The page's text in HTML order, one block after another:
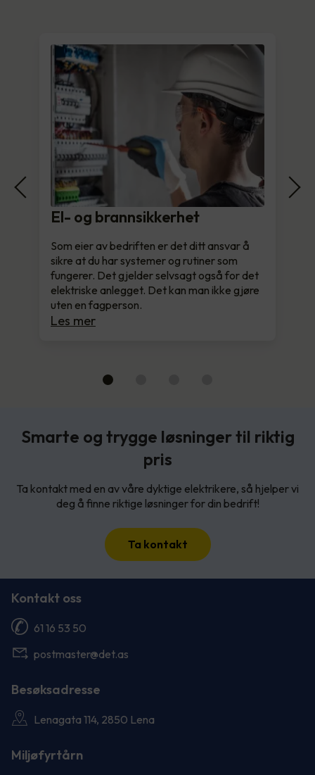
El- og brannsikkerhet
Som eier av bedriften er det ditt ansvar å
sikre at du har systemer og rutiner som
fungerer. Det gjelder selvsagt også for det
elektriske anlegget. Det kan man ikke gjøre
uten en fagperson.
Les mer
Smarte og trygge løsninger til riktig
pris
Ta kontakt med en av våre dyktige elektrikere, så hjelper vi
deg å finne riktige løsninger for din bedrift!
Ta kontakt
Kontakt oss
61 16 53 50
postmaster@det.as
Besøksadresse
Lenagata 114, 2850 Lena
Miljøfyrtårn